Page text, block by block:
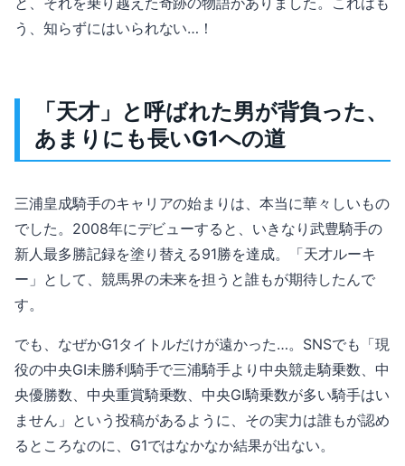
う、知らずにはいられない…！
「天才」と呼ばれた男が背負った、
あまりにも長いG1への道
三浦皇成騎手のキャリアの始まりは、本当に華々しいもの
でした。2008年にデビューすると、いきなり武豊騎手の
新人最多勝記録を塗り替える91勝を達成。「天才ルーキ
ー」として、競馬界の未来を担うと誰もが期待したんで
す。
でも、なぜかG1タイトルだけが遠かった…。SNSでも「現
役の中央GI未勝利騎手で三浦騎手より中央競走騎乗数、中
央優勝数、中央重賞騎乗数、中央GI騎乗数が多い騎手はい
ません」という投稿があるように、その実力は誰もが認め
るところなのに、G1ではなかなか結果が出ない。